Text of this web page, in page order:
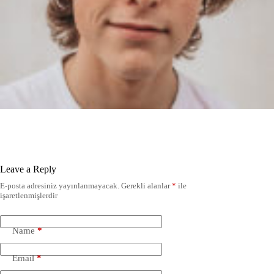
Leave a Reply
E-posta adresiniz yayınlanmayacak. Gerekli alanlar* ile
işaretlenmişlerdir
Name*
Email*